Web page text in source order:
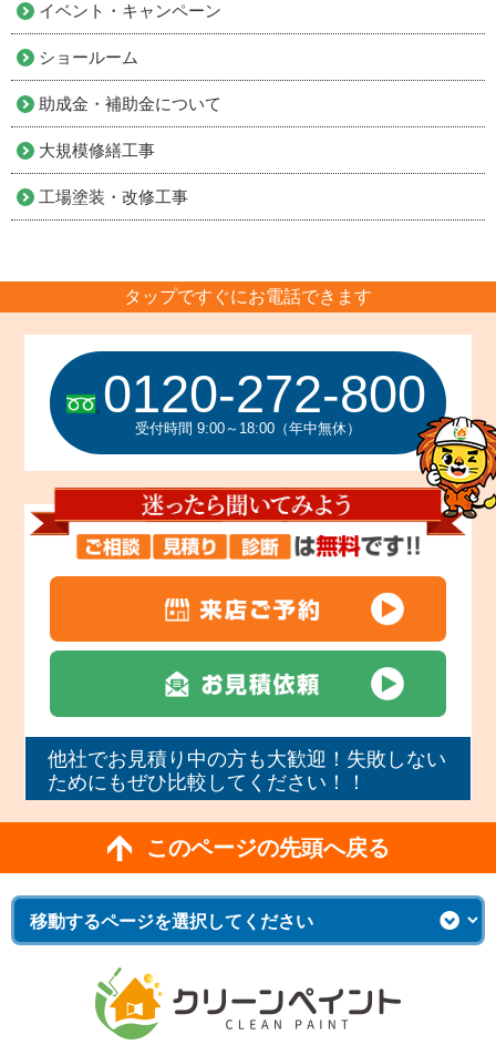
イベント・キャンペーン
ショールーム
助成金・補助金について
大規模修繕工事
工場塗装・改修工事
タップですぐにお電話できます
0120-272-800
受付時間 9:00～18:00（年中無休）
他社でお見積り中の方も大歓迎！失敗しない
ためにもぜひ比較してください！！
このページの先頭へ戻る